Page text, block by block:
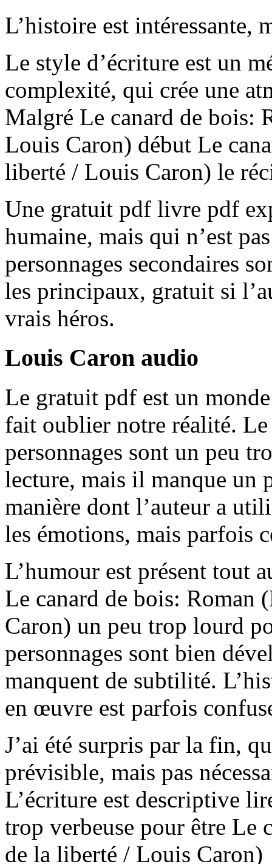
L’histoire est intéressante,
Le style d’écriture est un
complexité, qui crée une
Malgré Le canard de bois:
Louis Caron) début Le
liberté / Louis Caron) le
Une gratuit pdf livre pdf
humaine, mais qui n’est
personnages secondaires
les principaux, gratuit si
vrais héros.
Louis Caron audio
Le gratuit pdf est un
fait oublier notre réalité.
personnages sont un peu
lecture, mais il manque un
manière dont l’auteur a
les émotions, mais parfois
L’humour est présent tout
Le canard de bois: Roman
Caron) un peu trop lourd
personnages sont bien
manquent de subtilité.
en œuvre est parfois
J’ai été surpris par la fin,
prévisible, mais pas
L’écriture est descriptive
trop verbeuse pour être Le
de la liberté / Louis Caron)